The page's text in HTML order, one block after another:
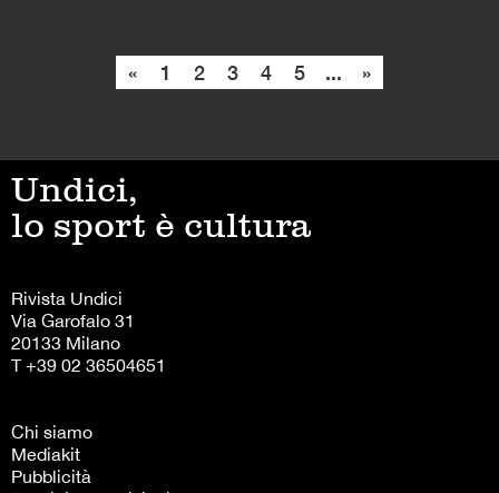
« 1 2 3 4 5 ... »
Undici,
lo sport è cultura
Rivista Undici
Via Garofalo 31
20133 Milano
T +39 02 36504651
Chi siamo
Mediakit
Pubblicità